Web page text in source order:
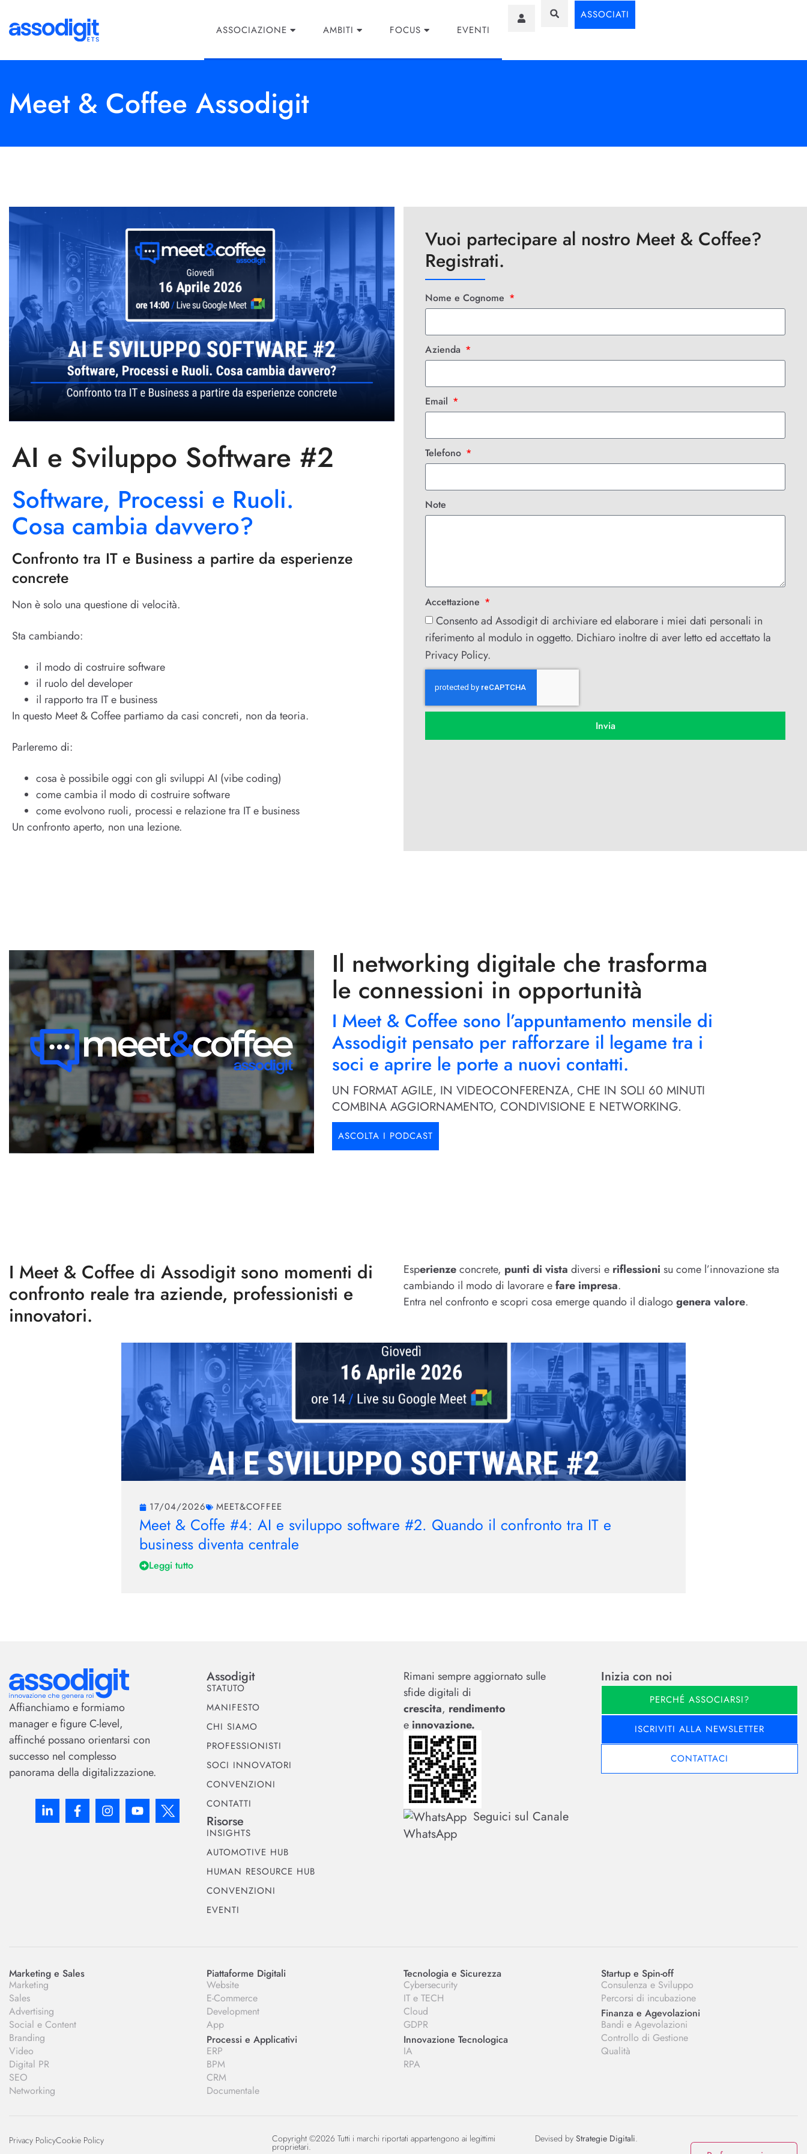
ASSOCIAZIONE AMBITI FOCUS EVENTI
ASSOCIATI
Meet & Coffee Assodigit
AI e Sviluppo Software #2
Software, Processi e Ruoli.
Cosa cambia davvero?
Confronto tra IT e Business a partire da esperienze
concrete
Non è solo una questione di velocità.
Sta cambiando:
il modo di costruire software
il ruolo del developer
il rapporto tra IT e business
In questo Meet & Coffee partiamo da casi concreti, non da teoria.
Parleremo di:
cosa è possibile oggi con gli sviluppi AI (vibe coding)
come cambia il modo di costruire software
come evolvono ruoli, processi e relazione tra IT e business
Un confronto aperto, non una lezione.
Vuoi partecipare al nostro Meet & Coffee?
Registrati.
Nome e Cognome
Azienda
Email
Telefono
Note
Accettazione
Consento ad Assodigit di archiviare ed elaborare i miei dati personali in
riferimento al modulo in oggetto. Dichiaro inoltre di aver letto ed accettato la
Privacy Policy.
Invia
Il networking digitale che trasforma
le connessioni in opportunità
I Meet & Coffee sono l’appuntamento mensile di
Assodigit pensato per rafforzare il legame tra i
soci e aprire le porte a nuovi contatti.
UN FORMAT AGILE, IN VIDEOCONFERENZA, CHE IN SOLI 60 MINUTI
COMBINA AGGIORNAMENTO, CONDIVISIONE E NETWORKING.
ASCOLTA I PODCAST
I Meet & Coffee di Assodigit sono momenti di
confronto reale tra aziende, professionisti e
innovatori.
Esperienzeconcrete, punti di vista diversi e riflessioni su come l’innovazione sta
cambiando il modo di lavorare efare impresa.
Entra nel confronto e scopri cosa emerge quando il dialogogenera valore.
17/04/2026 MEET&COFFEE
Meet & Coffe #4: AI e sviluppo software #2. Quando il confronto tra IT e
business diventa centrale
Leggi tutto
Affianchiamo e formiamo
manager e figure C-level,
affinché possano orientarsi con
successo nel complesso
panorama della digitalizzazione.
Assodigit
STATUTO
MANIFESTO
CHI SIAMO
PROFESSIONISTI
SOCI INNOVATORI
CONVENZIONI
CONTATTI
Risorse
INSIGHTS
AUTOMOTIVE HUB
HUMAN RESOURCE HUB
CONVENZIONI
EVENTI
Rimani sempre aggiornato sulle
sfide digitali di
crescita, rendimento
e innovazione.
Seguici sul Canale
WhatsApp
Inizia con noi
PERCHÉ ASSOCIARSI?
ISCRIVITI ALLA NEWSLETTER
CONTATTACI
Marketing e Sales
Marketing
Sales
Advertising
Social e Content
Branding
Video
Digital PR
SEO
Networking
Piattaforme Digitali
Website
E-Commerce
Development
App
Processi e Applicativi
ERP
BPM
CRM
Documentale
Tecnologia e Sicurezza
Cybersecurity
IT e TECH
Cloud
GDPR
Innovazione Tecnologica
IA
RPA
Startup e Spin-off
Consulenza e Sviluppo
Percorsi di incubazione
Finanza e Agevolazioni
Bandi e Agevolazioni
Controllo di Gestione
Qualità
Privacy PolicyCookie Policy Copyright ©2026 Tutti i marchi riportati appartengono ai legittimi
proprietari.
Devised by Strategie Digitali.